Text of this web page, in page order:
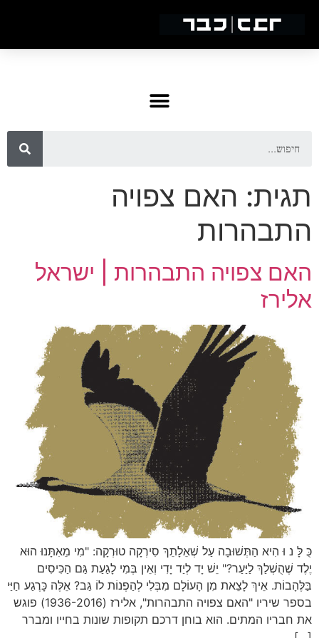
תגית: האם צפויה
התבהרות
האם צפויה התבהרות | ישראל
אלירז
כֻּ לָּ נ וּ הִיא הַתְּשׁוּבָה עַל שְׁאֵלָתֵךְ סִירְקָה טוּרְקָה: "מִי מֵאִתָּנוּ הוּא
יֶלֶד שֶׁהֻשְׁלַךְ לַיַּעַר?" יֵשׁ יָד לְיַד יָדִי וְאֵין בְּמִי לָגַעַת גַּם הַכִּיסִים
בַּלֶּהָבוֹת. אֵיךְ לָצֵאת מִן הָעוֹלָם מִבְּלִי לְהַפְנוֹת לוֹ גַּב? אֵלֶּה כָּרֶגַע חַיַּי
בספר שיריו "האם צפויה התבהרות", אלירז (1936-2016) פוגש
את חבריו המתים. הוא בוחן דרכם תקופות שונות בחייו ומברר